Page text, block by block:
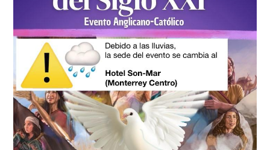
de
fe
Siglo
XXI”
en
el
Hotel
Son-